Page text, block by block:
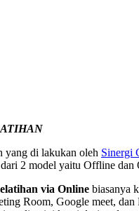
yang di lakukan oleh Sinergi
2 model yaitu Offline dan
via Online biasanya
Room, Google meet, dan